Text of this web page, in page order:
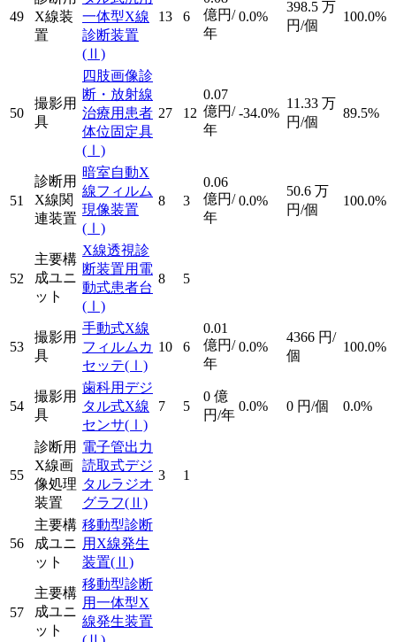
49
X線装
置
一体型X線
診断装置
(Ⅱ)
13 6
億円/
年
0.0%
398.5 万
円/個
100.0%
50
撮影用
具
四肢画像診
断・放射線
治療用患者
体位固定具
(Ⅰ)
27 12
0.07
億円/
年
-34.0%
11.33 万
円/個
89.5%
51
診断用
X線関
連装置
暗室自動X
線フィルム
現像装置
(Ⅰ)
8 3
0.06
億円/
年
0.0%
50.6 万
円/個
100.0%
52
主要構
成ユニ
ット
X線透視診
断装置用電
動式患者台
(Ⅰ)
8 5
53
撮影用
具
手動式X線
フィルムカ
セッテ(Ⅰ)
10 6
0.01
億円/
年
0.0%
4366 円/
個
100.0%
54
撮影用
具
歯科用デジ
タル式X線
センサ(Ⅰ)
7 5
0 億
円/年
0.0% 0 円/個 0.0%
55
診断用
X線画
像処理
装置
電子管出力
読取式デジ
タルラジオ
グラフ(Ⅱ)
3 1
56
主要構
成ユニ
ット
移動型診断
用X線発生
装置(Ⅱ)
57
主要構
成ユニ
ット
移動型診断
用一体型X
線発生装置